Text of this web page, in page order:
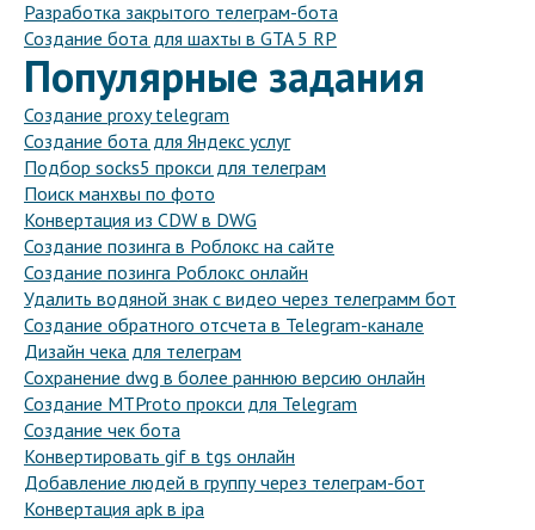
Разработка закрытого телеграм-бота
Создание бота для шахты в GTA 5 RP
Популярные задания
Создание proxy telegram
Создание бота для Яндекс услуг
Подбор socks5 прокси для телеграм
Поиск манхвы по фото
Конвертация из CDW в DWG
Создание позинга в Роблокс на сайте
Создание позинга Роблокс онлайн
Удалить водяной знак с видео через телеграмм бот
Создание обратного отсчета в Telegram-канале
Дизайн чека для телеграм
Сохранение dwg в более раннюю версию онлайн
Создание MTProto прокси для Telegram
Создание чек бота
Конвертировать gif в tgs онлайн
Добавление людей в группу через телеграм-бот
Конвертация apk в ipa